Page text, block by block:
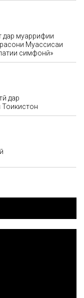
муаррифии
Муассисаи
симфонӣ»
дар